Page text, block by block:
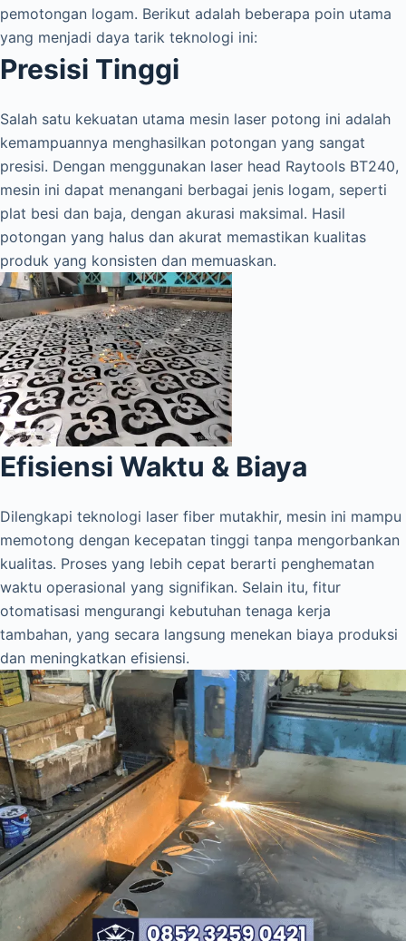
pemotongan logam. Berikut adalah beberapa poin utama
yang menjadi daya tarik teknologi ini:
Presisi Tinggi
Salah satu kekuatan utama mesin laser potong ini adalah
kemampuannya menghasilkan potongan yang sangat
presisi. Dengan menggunakan laser head Raytools BT240,
mesin ini dapat menangani berbagai jenis logam, seperti
plat besi dan baja, dengan akurasi maksimal. Hasil
potongan yang halus dan akurat memastikan kualitas
produk yang konsisten dan memuaskan.
Efisiensi Waktu & Biaya
Dilengkapi teknologi laser fiber mutakhir, mesin ini mampu
memotong dengan kecepatan tinggi tanpa mengorbankan
kualitas. Proses yang lebih cepat berarti penghematan
waktu operasional yang signifikan. Selain itu, fitur
otomatisasi mengurangi kebutuhan tenaga kerja
tambahan, yang secara langsung menekan biaya produksi
dan meningkatkan efisiensi.